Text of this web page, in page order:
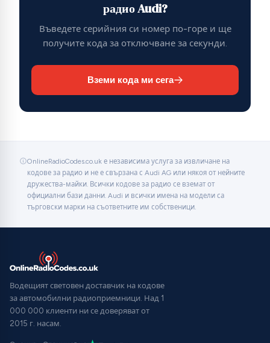
радио Audi?
Въведете серийния си номер по-горе и ще
получите кода за отключване за секунди.
Вземи кода ми сега
OnlineRadioCodes.co.uk е независима услуга за извличане на
кодове за радио и не е свързана с Audi AG или някоя от нейните
дружества-майки. Всички кодове за радио се вземат от
официални бази данни. Audi и всички имена на модели са
търговски марки на съответните им собственици.
Водещият световен доставчик на кодове
за автомобилни радиоприемници. Над 1
000 000 клиенти ни се доверяват от
2015 г. насам.